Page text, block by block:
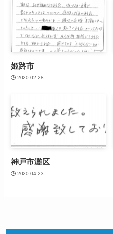
姫路市
2020.02.28
神戸市灘区
2020.04.23